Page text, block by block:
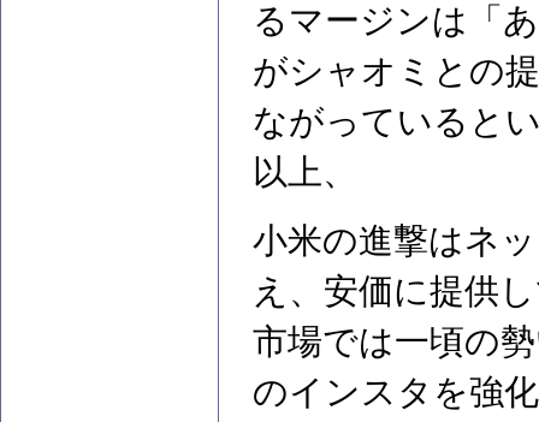
るマージンは「
がシャオミとの
ながっていると
以上、
小米の進撃はネ
え、安価に提供
市場では一頃の
のインスタを強